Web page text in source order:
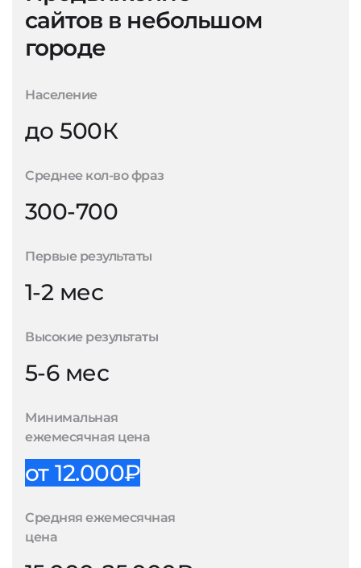
сайтов в небольшом
городе
Население
до 500К
Среднее кол-во фраз
300-700
Первые результаты
1-2 мес
Высокие результаты
5-6 мес
Минимальная
ежемесячная цена
от 12.000₽
Средняя ежемесячная
цена